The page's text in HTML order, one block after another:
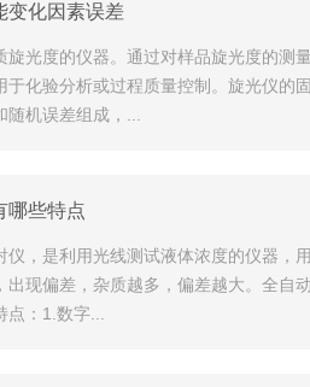
变化因素误差
旋光度的仪器。通过对样品旋光度的测
于化验分析或过程质量控制。旋光仪的
机误差组成，...
哪些特点
仪，是利用光线测试液体浓度的仪器，
出现偏差，杂质越多，偏差越大。全自
：1.数字...